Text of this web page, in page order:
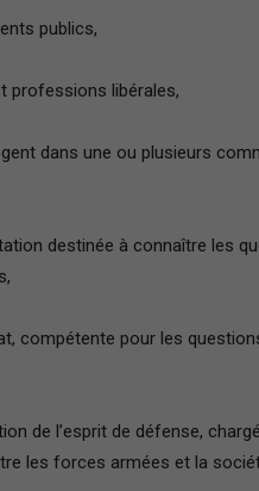
publics,
professions libérales,
dans une ou plusieurs
destinée à connaître les
compétente pour les
de l’esprit de défense,
les forces armées et la